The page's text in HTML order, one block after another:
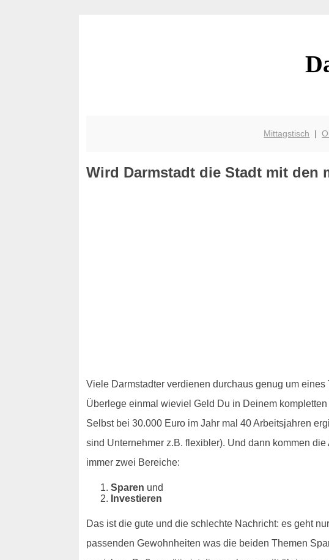
Mittagstisch |
Wird Darmstadt die Stadt mit den
Viele Darmstadter verdienen durchaus genug um eines
Überlege einmal wieviel Geld Du in Deinem
Selbst bei 30.000 Euro im Jahr mal 40 Arbeitsjahren
sind Unternehmer z.B. flexibler). Und dann kommen
immer zwei Bereiche:
Sparen und
Investieren
Das ist die gute und die schlechte Nachricht: es geht
passenden Gewohnheiten was die beiden Themen